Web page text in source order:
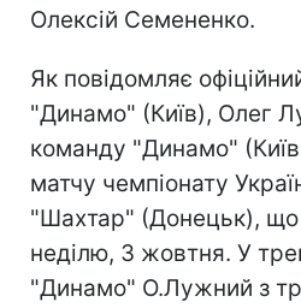
Олексій Семененко.
Як повідомляє
"Динамо" (Київ), Олег
команду "Динамо"
матчу чемпіонату
"Шахтар" (Донецьк), що
неділю, 3 жовтня. У
"Динамо" О.Лужний з